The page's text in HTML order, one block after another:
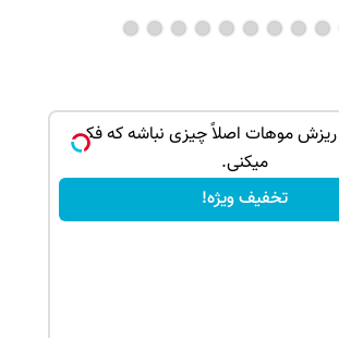
موهات اصلاً چیزی نباشه که فکر
میکنی.
تخفیف ویژه!